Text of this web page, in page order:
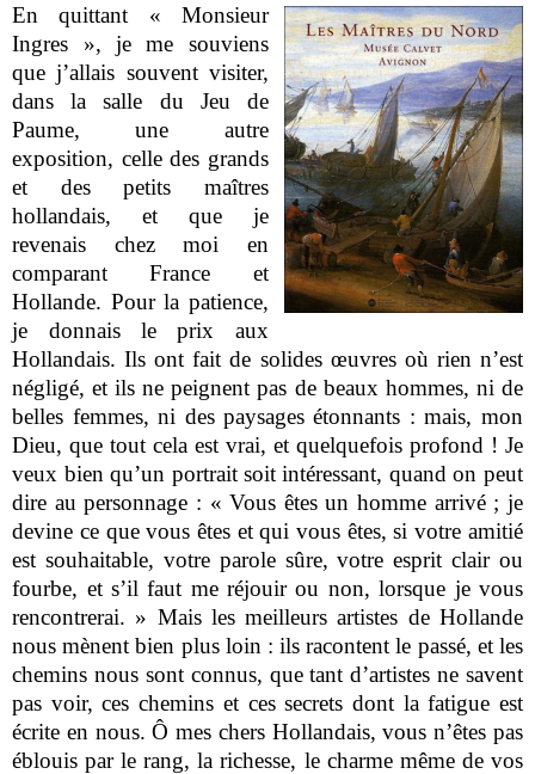
En quittant « Monsieur
Ingres », je me souviens
que j’allais souvent visiter,
dans la salle du Jeu de
Paume, une autre
exposition, celle des grands
et des petits maîtres
hollandais, et que je
revenais chez moi en
comparant France et
Hollande. Pour la patience,
je donnais le prix aux
Hollandais. Ils ont fait de solides œuvres où rien n’est
négligé, et ils ne peignent pas de beaux hommes, ni de
belles femmes, ni des paysages étonnants : mais, mon
Dieu, que tout cela est vrai, et quelquefois profond ! Je
veux bien qu’un portrait soit intéressant, quand on peut
dire au personnage : « Vous êtes un homme arrivé ; je
devine ce que vous êtes et qui vous êtes, si votre amitié
est souhaitable, votre parole sûre, votre esprit clair ou
fourbe, et s’il faut me réjouir ou non, lorsque je vous
rencontrerai. » Mais les meilleurs artistes de Hollande
nous mènent bien plus loin : ils racontent le passé, et les
chemins nous sont connus, que tant d’artistes ne savent
pas voir, ces chemins et ces secrets dont la fatigue est
écrite en nous. Ô mes chers Hollandais, vous n’êtes pas
éblouis par le rang, la richesse, le charme même de vos